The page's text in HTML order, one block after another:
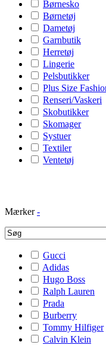
Børnesko
Børnetøj
Dametøj
Garnbutik
Herretøj
Lingerie
Pelsbutikker
Plus Size
Renseri/Vaskeri
Skobutikker
Skomager
Systuer
Textiler
Ventetøj
Mærker -
Gucci
Adidas
Hugo Boss
Ralph Lauren
Prada
Burberry
Tommy Hilfiger
Calvin Klein